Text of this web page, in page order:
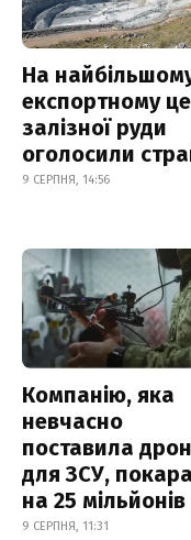
На
експортному
залізної руди
оголосили
9 СЕРПНЯ, 14:56
Компанію, яка
невчасно
поставила
для ЗСУ,
на 25 мільйонів
9 СЕРПНЯ, 11:31